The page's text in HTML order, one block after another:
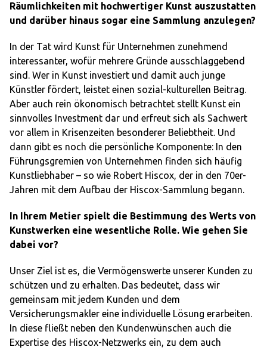
Räumlichkeiten mit hochwertiger Kunst auszustatten
und darüber hinaus sogar eine Sammlung anzulegen?
In der Tat wird Kunst für Unternehmen zunehmend
interessanter, wofür mehrere Gründe ausschlaggebend
sind. Wer in Kunst investiert und damit auch junge
Künstler fördert, leistet einen sozial-kulturellen Beitrag.
Aber auch rein ökonomisch betrachtet stellt Kunst ein
sinnvolles Investment dar und erfreut sich als Sachwert
vor allem in Krisenzeiten besonderer Beliebtheit. Und
dann gibt es noch die persönliche Komponente: In den
Führungsgremien von Unternehmen finden sich häufig
Kunstliebhaber – so wie Robert Hiscox, der in den 70er-
Jahren mit dem Aufbau der Hiscox-Sammlung begann.
In Ihrem Metier spielt die Bestimmung des Werts von
Kunstwerken eine wesentliche Rolle. Wie gehen Sie
dabei vor?
Unser Ziel ist es, die Vermögenswerte unserer Kunden zu
schützen und zu erhalten. Das bedeutet, dass wir
gemeinsam mit jedem Kunden und dem
Versicherungsmakler eine individuelle Lösung erarbeiten.
In diese fließt neben den Kundenwünschen auch die
Expertise des Hiscox-Netzwerks ein, zu dem auch